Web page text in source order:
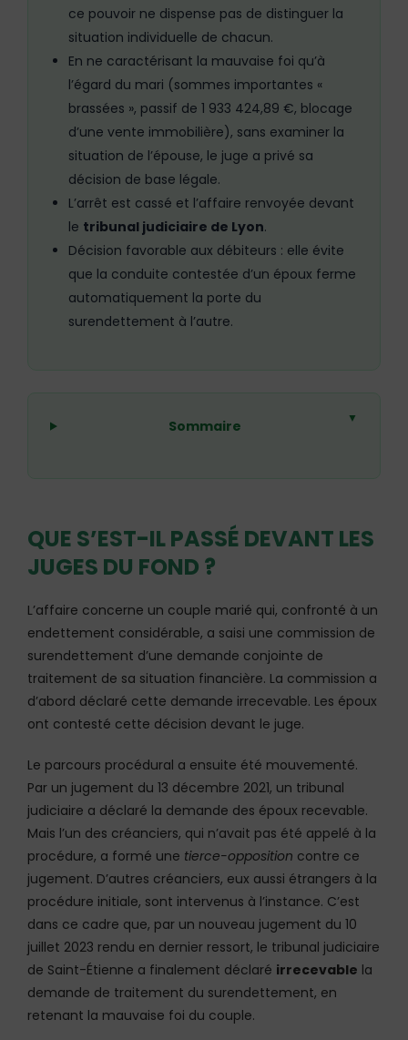
ce pouvoir ne dispense pas de distinguer la
situation individuelle de chacun.
En ne caractérisant la mauvaise foi qu’à
l’égard du mari (sommes importantes «
brassées », passif de 1 933 424,89 €, blocage
d’une vente immobilière), sans examiner la
situation de l’épouse, le juge a privé sa
décision de base légale.
L’arrêt est cassé et l’affaire renvoyée devant
le tribunal judiciaire de Lyon.
Décision favorable aux débiteurs : elle évite
que la conduite contestée d’un époux ferme
automatiquement la porte du
surendettement à l’autre.
Sommaire ▼
QUE S’EST-IL PASSÉ DEVANT LES
JUGES DU FOND ?
L’affaire concerne un couple marié qui, confronté à un
endettement considérable, a saisi une commission de
surendettement d’une demande conjointe de
traitement de sa situation financière. La commission a
d’abord déclaré cette demande irrecevable. Les époux
ont contesté cette décision devant le juge.
Le parcours procédural a ensuite été mouvementé.
Par un jugement du 13 décembre 2021, un tribunal
judiciaire a déclaré la demande des époux recevable.
Mais l’un des créanciers, qui n’avait pas été appelé à la
procédure, a formé une tierce-opposition contre ce
jugement. D’autres créanciers, eux aussi étrangers à la
procédure initiale, sont intervenus à l’instance. C’est
dans ce cadre que, par un nouveau jugement du 10
juillet 2023 rendu en dernier ressort, le tribunal judiciaire
de Saint-Étienne a finalement déclaré irrecevable la
demande de traitement du surendettement, en
retenant la mauvaise foi du couple.